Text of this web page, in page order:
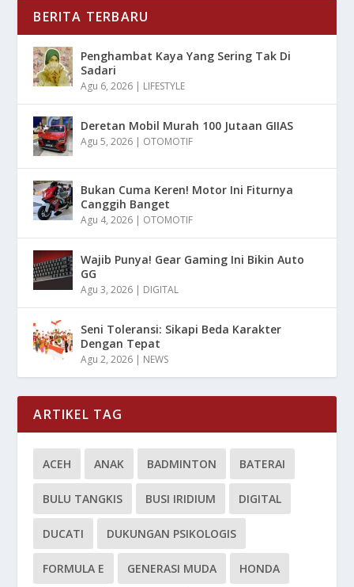
BERITA TERBARU
Penghambat Kaya Yang Sering Tak Di
Sadari
Agu 6, 2026 | LIFESTYLE
Deretan Mobil Murah 100 Jutaan GIIAS
Agu 5, 2026 | OTOMOTIF
Bukan Cuma Keren! Motor Ini Fiturnya
Canggih Banget
Agu 4, 2026 | OTOMOTIF
Wajib Punya! Gear Gaming Ini Bikin Auto
GG
Agu 3, 2026 | DIGITAL
Seni Toleransi: Sikapi Beda Karakter
Dengan Tepat
Agu 2, 2026 | NEWS
ARTIKEL TAG
ACEH ANAK BADMINTON BATERAI
BULU TANGKIS BUSI IRIDIUM DIGITAL
DUCATI DUKUNGAN PSIKOLOGIS
FORMULA E GENERASI MUDA HONDA